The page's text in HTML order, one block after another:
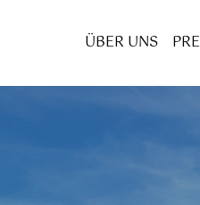
ÜBER UNS